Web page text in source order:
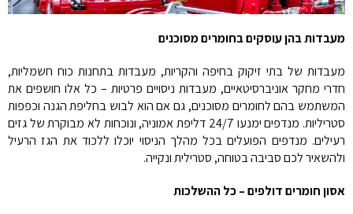
מעבדות בהן עוסקים בחומרים מסוכנים
מעבדות של בתי זיקוק בחיפה והקריות, מעבדות בתחנות כוח חשמליות,
חדרי מחקר אוניברסיטאיים, מעבדות ניסויים פרטיות – כל אלו חושפים את
המשתמש בהם לחומרים מסוכנים, גם אם הוא לבוש בחליפת הגנה וכפפות
סטריליות. מנדפים ימנעו 24/7 דליפת אמוניה, ונוכחות לא מבוקרת של גזים
רעילים. מנדפים הפועלים בכל מהלך הניסוי יוכלו ללכוד את הגז הרעיל
ולהשאיר לכם סביבה בטוחה, סטרילית ונקייה.
אסון חומרים דולפים – כל ההשלכות